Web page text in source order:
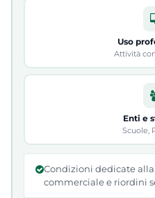
Uso
Attività
Enti e
Scuole,
Condizioni dedicate
commerciale e riordini